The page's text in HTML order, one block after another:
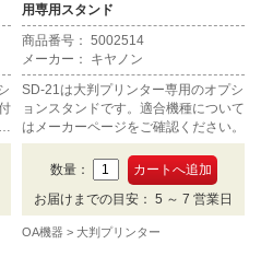
用専用スタンド
商品番号： 5002514
メーカー： キヤノン
SD-21は大判プリンター専用のオプシ
ョンスタンドです。適合機種について
はメーカーページをご確認ください。
数量：
お届けまでの目安： 5 ～ 7 営業日
OA機器 大判プリンター